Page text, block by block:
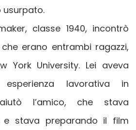
usurpato.
classe 1940, incontrò
erano entrambi ragazzi,
York University. Lei aveva
lavorativa in
l’amico, che stava
e stava preparando il film